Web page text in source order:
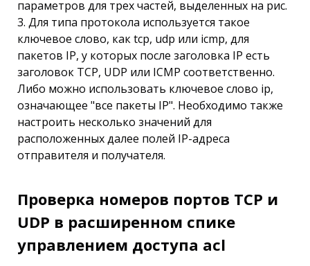
параметров для трех частей, выделенных на рис.
3. Для типа протокола используется такое
ключевое слово, как tcp, udp или icmp, для
пакетов IP, у которых после заголовка IP есть
заголовок ТСР, UDP или ICMP соответственно.
Либо можно использовать ключевое слово ip,
означающее "все пакеты IP". Необходимо также
настроить несколько значений для
расположенных далее полей IР-адреса
отправителя и получателя.
Проверка номеров портов ТСР и
UDP в расширенном спике
управлением доступа acl